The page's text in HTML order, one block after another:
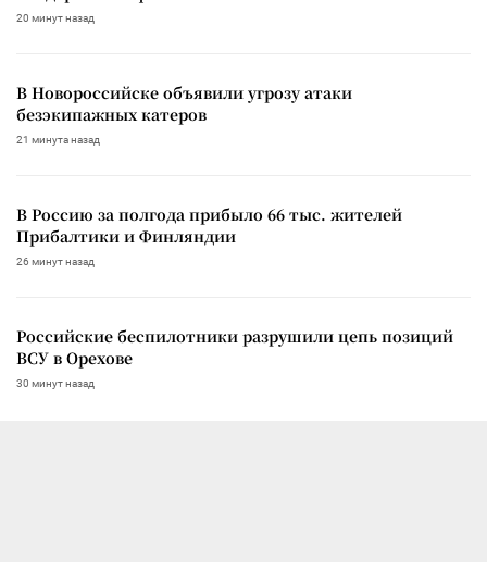
20 минут назад
В Новороссийске объявили угрозу атаки
безэкипажных катеров
21 минута назад
В Россию за полгода прибыло 66 тыс. жителей
Прибалтики и Финляндии
26 минут назад
Российские беспилотники разрушили цепь позиций
ВСУ в Орехове
30 минут назад